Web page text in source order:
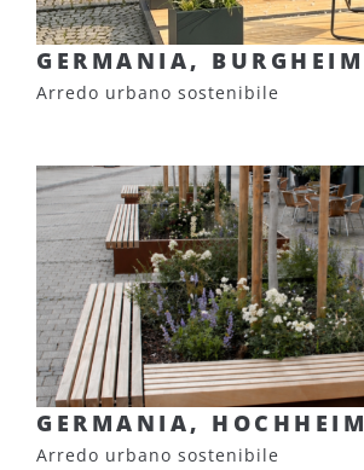
GERMANIA, BURGHEIM
Arredo urbano sostenibile
GERMANIA, HOCHHEIM
Arredo urbano sostenibile